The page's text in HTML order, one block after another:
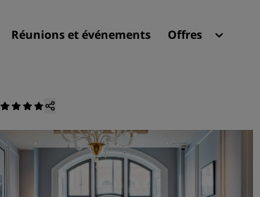
Réunions et événements Offres
Destinations
Resorts
Appartements hôteliers